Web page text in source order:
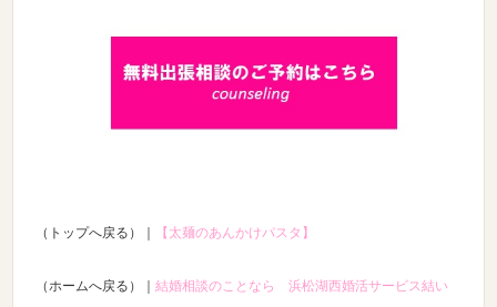
（トップへ戻る）｜ 【太麺のあんかけパスタ】
（ホームへ戻る）｜結婚相談のことなら 浜松湖西婚活サービス結い